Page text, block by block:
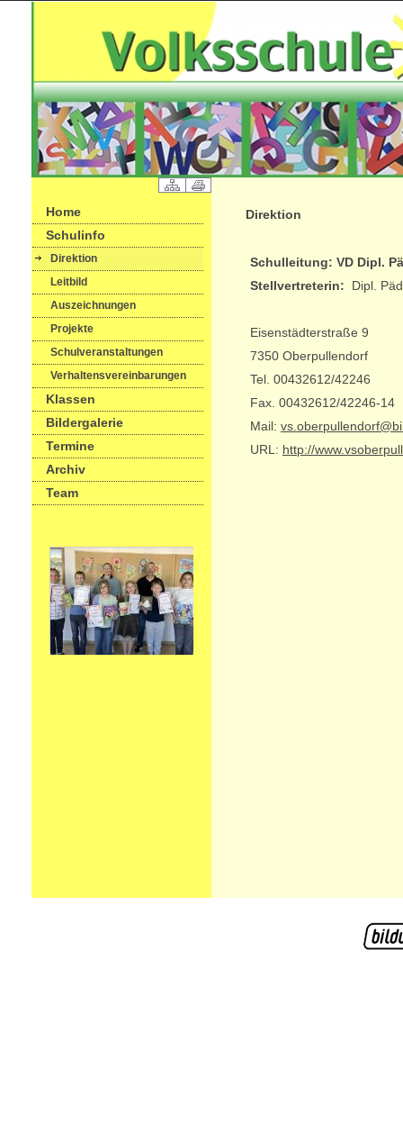
Home
Schulinfo
Direktion
Leitbild
Auszeichnungen
Projekte
Schulveranstaltungen
Verhaltensvereinbarungen
Klassen
Bildergalerie
Termine
Archiv
Team
Direktion
Schulleitung: VD Dipl.
Stellvertreterin: Dipl.
Eisenstädterstraße 9
7350 Oberpullendorf
Tel. 00432612/42246
Fax. 00432612/42246-14
Mail:
URL: http://